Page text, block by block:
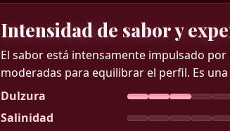
Intensidad de sabor y
El sabor está intensamente impulsado
moderadas para equilibrar el perfil. Es
Dulzura
Salinidad